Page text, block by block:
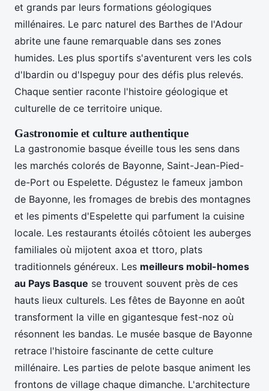
et grands par leurs formations géologiques
millénaires. Le parc naturel des Barthes de l'Adour
abrite une faune remarquable dans ses zones
humides. Les plus sportifs s'aventurent vers les cols
d'Ibardin ou d'Ispeguy pour des défis plus relevés.
Chaque sentier raconte l'histoire géologique et
culturelle de ce territoire unique.
Gastronomie et culture authentique
La gastronomie basque éveille tous les sens dans
les marchés colorés de Bayonne, Saint-Jean-Pied-
de-Port ou Espelette. Dégustez le fameux jambon
de Bayonne, les fromages de brebis des montagnes
et les piments d'Espelette qui parfument la cuisine
locale. Les restaurants étoilés côtoient les auberges
familiales où mijotent axoa et ttoro, plats
traditionnels généreux. Les meilleurs mobil-homes
au Pays Basque se trouvent souvent près de ces
hauts lieux culturels. Les fêtes de Bayonne en août
transforment la ville en gigantesque fest-noz où
résonnent les bandas. Le musée basque de Bayonne
retrace l'histoire fascinante de cette culture
millénaire. Les parties de pelote basque animent les
frontons de village chaque dimanche. L'architecture